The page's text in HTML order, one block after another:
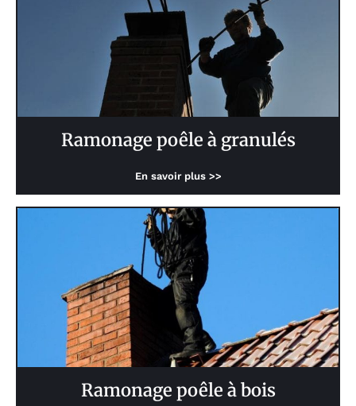
Ramonage poêle à granulés
En savoir plus >>
Ramonage poêle à bois